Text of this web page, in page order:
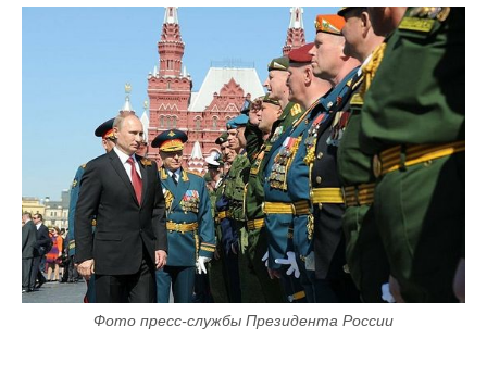
Фото пресс-службы Президента России